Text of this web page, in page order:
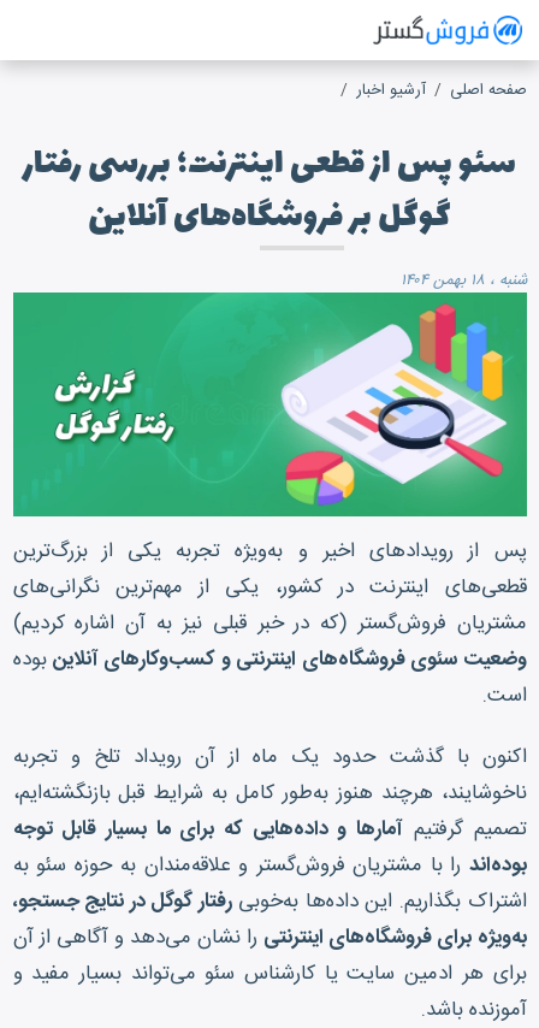
سیستم مدیریت فروش آنلاین
صفحه اصلی آرشیو اخبار
سئو پس از قطعی اینترنت؛ بررسی رفتار
گوگل بر فروشگاه‌های آنلاین
شنبه ، ۱۸ بهمن ۱۴۰۴
پس از رویدادهای اخیر و به‌ویژه تجربه یکی از بزرگ‌ترین
قطعی‌های اینترنت در کشور، یکی از مهم‌ترین نگرانی‌های
مشتریان فروش‌گستر (که در خبر قبلی نیز به آن اشاره کردیم)
وضعیت سئوی فروشگاه‌های اینترنتی و کسب‌وکارهای آنلاینبوده
است.
اکنون با گذشت حدود یک ماه از آن رویداد تلخ و تجربه
ناخوشایند، هرچند هنوز به‌طور کامل به شرایط قبل بازنگشته‌ایم،
تصمیم گرفتیم آمارها و داده‌هایی که برای ما بسیار قابل توجه
بوده‌اند را با مشتریان فروش‌گستر و علاقه‌مندان به حوزه سئو به
اشتراک بگذاریم. این داده‌ها به‌خوبیرفتار گوگل در نتایج جستجو،
به‌ویژه برای فروشگاه‌های اینترنتی را نشان می‌دهد و آگاهی از آن
برای هر ادمین سایت یا کارشناس سئو می‌تواند بسیار مفید و
آموزنده باشد.